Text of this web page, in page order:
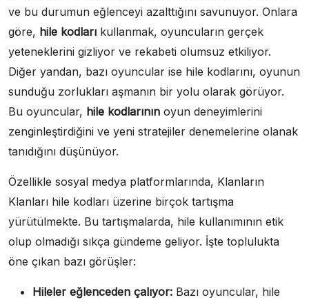
ve bu durumun eğlenceyi azalttığını savunuyor. Onlara
göre, hile kodları kullanmak, oyuncuların gerçek
yeteneklerini gizliyor ve rekabeti olumsuz etkiliyor.
Diğer yandan, bazı oyuncular ise hile kodlarını, oyunun
sunduğu zorlukları aşmanın bir yolu olarak görüyor.
Bu oyuncular, hile kodlarının oyun deneyimlerini
zenginleştirdiğini ve yeni stratejiler denemelerine olanak
tanıdığını düşünüyor.
Özellikle sosyal medya platformlarında, Klanların
Klanları hile kodları üzerine birçok tartışma
yürütülmekte. Bu tartışmalarda, hile kullanımının etik
olup olmadığı sıkça gündeme geliyor. İşte toplulukta
öne çıkan bazı görüşler:
Hileler eğlenceden çalıyor: Bazı oyuncular, hile